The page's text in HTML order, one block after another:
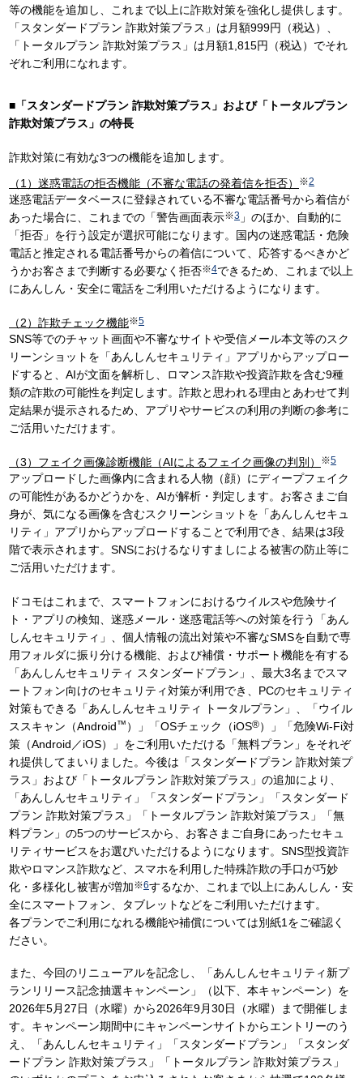
等の機能を追加し、これまで以上に詐欺対策を強化し提供します。
「スタンダードプラン 詐欺対策プラス」は月額999円（税込）、
「トータルプラン 詐欺対策プラス」は月額1,815円（税込）でそれ
ぞれご利用になれます。
■ 「スタンダードプラン 詐欺対策プラス」および「トータルプラン
詐欺対策プラス」の特長
詐欺対策に有効な3つの機能を追加します。
（1）迷惑電話の拒否機能（不審な電話の発着信を拒否）
※2
迷惑電話データベースに登録されている不審な電話番号から着信が
あった場合に、これまでの「警告画面表示※3 」のほか、自動的に
「拒否」を行う設定が選択可能になります。国内の迷惑電話・危険
電話と推定される電話番号からの着信について、応答するべきかど
うかお客さまで判断する必要なく拒否※4できるため、これまで以上
にあんしん・安全に電話をご利用いただけるようになります。
（2）詐欺チェック機能※5
SNS等でのチャット画面や不審なサイトや受信メール本文等のスク
リーンショットを「あんしんセキュリティ」アプリからアップロー
ドすると、AIが文面を解析し、ロマンス詐欺や投資詐欺を含む9種
類の詐欺の可能性を判定します。詐欺と思われる理由とあわせて判
定結果が提示されるため、アプリやサービスの利用の判断の参考に
ご活用いただけます。
（3）フェイク画像診断機能（AIによるフェイク画像の判別） ※5
アップロードした画像内に含まれる人物（顔）にディープフェイク
の可能性があるかどうかを、AIが解析・判定します。お客さまご自
身が、気になる画像を含むスクリーンショットを「あんしんセキュ
リティ」アプリからアップロードすることで利用でき、結果は3段
階で表示されます。SNSにおけるなりすましによる被害の防止等に
ご活用いただけます。
ドコモはこれまで、スマートフォンにおけるウイルスや危険サイ
ト・アプリの検知、迷惑メール・迷惑電話等への対策を行う「あん
しんセキュリティ」、個人情報の流出対策や不審なSMSを自動で専
用フォルダに振り分ける機能、および補償・サポート機能を有する
「あんしんセキュリティ スタンダードプラン」、最大3名までスマ
ートフォン向けのセキュリティ対策が利用でき、PCのセキュリティ
対策もできる「あんしんセキュリティ トータルプラン」、「ウイル
ススキャン（Android™ ）」「OSチェック（iOS®）」「危険Wi-Fi対
策（Android／iOS）」をご利用いただける「無料プラン」をそれぞ
れ提供してまいりました。今後は「スタンダードプラン 詐欺対策プ
ラス」および「トータルプラン 詐欺対策プラス」の追加により、
「あんしんセキュリティ」「スタンダードプラン」「スタンダード
プラン 詐欺対策プラス」「トータルプラン 詐欺対策プラス」「無
料プラン」の5つのサービスから、お客さまご自身にあったセキュ
リティサービスをお選びいただけるようになります。SNS型投資詐
欺やロマンス詐欺など、スマホを利用した特殊詐欺の手口が巧妙
化・多様化し被害が増加※6するなか、これまで以上にあんしん・安
全にスマートフォン、タブレットなどをご利用いただけます。
各プランでご利用になれる機能や補償については別紙1をご確認く
ださい。
また、今回のリニューアルを記念し、「あんしんセキュリティ新プ
ランリリース記念抽選キャンペーン」（以下、本キャンペーン）を
2026年5月27日（水曜）から2026年9月30日（水曜）まで開催しま
す。キャンペーン期間中にキャンペーンサイトからエントリーのう
え、「あんしんセキュリティ」「スタンダードプラン」「スタンダ
ードプラン 詐欺対策プラス」「トータルプラン 詐欺対策プラス」